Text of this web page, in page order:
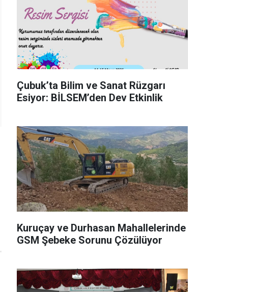
Çubuk’ta Bilim ve Sanat Rüzgarı
Esiyor: BİLSEM’den Dev Etkinlik
Kuruçay ve Durhasan Mahallelerinde
GSM Şebeke Sorunu Çözülüyor